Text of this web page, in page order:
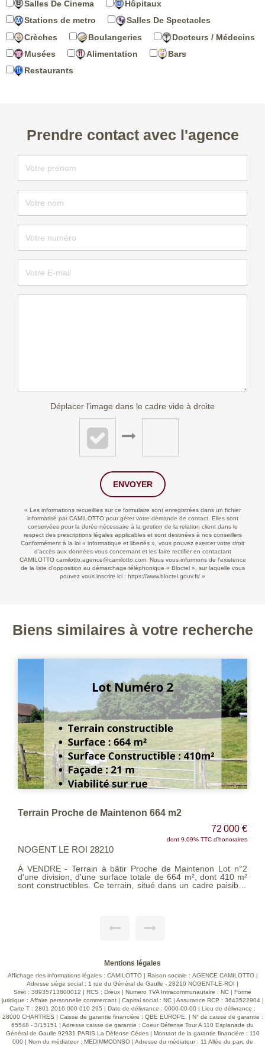
Salles De Cinema
Hôpitaux
Stations de metro
Salles De Spectacles
Crèches
Boulangeries
Docteurs / Médecins
Musées
Alimentation
Bars
Restaurants
Prendre contact avec l'agence
Déplacer l'image dans le cadre vide à droite
ENVOYER
« Les informations recueillies sur ce formulaire sont enregistrées dans un fichier
informatisé par CAMILOTTO pour gérer votre demande de contact. Elles sont
conservées pour la durée nécessaire à la gestion de la relation client dans le
respect des prescriptions légales applicables et sont destinées à nos conseillers
Conformément à la loi « informatique et libertés », vous pouvez exercer votre droit
d'accès aux données vous concernant et les faire rectifier en contactant
CAMILOTTO camilotto.agence@camilotto.com. Nous vous informons de l'existence
de la liste d'opposition au démarchage téléphonique « Bloctel », sur laquelle vous
pouvez vous inscrire ici : https://www.bloctel.gouv.fr/ »
Biens similaires à votre recherche
71 500 €
dont 10% TTC d'honoraires
NOGENT LE ROI 28210
PROCHE DE NOGENT LE ROI TRES BEAU TERRAIN A
BATIR DE 951 M². BEL ENVIRONNEMENT. AU CALME. PLU
Zone UB. Eau, Electricité dans la rue. Assainissement
Mentions légales
Affichage des informations légales : CAMILOTTO | Raison sociale : AGENCE CAMILOTTO |
Adresse siège social : 1 rue du Général de Gaulle - 28210 NOGENT-LE-ROI |
Siret : 38935713800012 | RCS : Dreux | Numero TVA Intracommunautaire : NC | Forme
juridique : Affaire personnelle commercant | Capital social : NC | Assurance RCP : 3643522904 |
Carte T : 2801 2016 000 010 295 | Date de délivrance : 0000-00-00 | Lieu de délivrance :
28000 CHARTRES | Caisse de garantie financière : QBE EUROPE. | N° de caisse de garantie :
65548 - 3/15151 | Adresse caisse de garantie : Coeur Défense Tour A 110 Esplanade du
Général de Gaulle 92931 PARIS La Défense Cédes | Montant de la garantie financière : 110
000 | Nom du médiateur : MEDIMMCONSO | Adresse du médiateur : 11 Allée du parc de